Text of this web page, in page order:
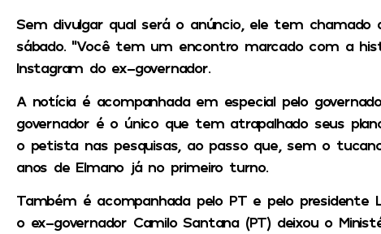
Sem divulgar qual será o anúncio, ele tem chamado
sábado. “Você tem um encontro marcado com a
Instagram do ex-governador.
A notícia é acompanhada em especial pelo
governador é o único que tem atrapalhado seus
o petista nas pesquisas, ao passo que, sem o
anos de Elmano já no primeiro turno.
Também é acompanhada pelo PT e pelo presidente
o ex-governador Camilo Santana (PT) deixou o